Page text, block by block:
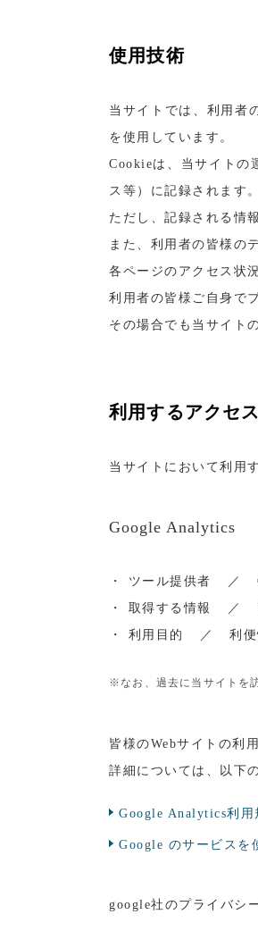
使用技術
当サイトでは、利用者
を使用しています。
Cookieは、当サイトの
ス等）に記録されます。
ただし、記録される情
また、利用者の皆様の
各ページのアクセス状
利用者の皆様ご自身で
その場合でも当サイト
利用するアクセ
当サイトにおいて利用
Google Analytics
・ ツール提供者 ／
・
取得する情報 ／
・
利用目的 ／ 利
※なお、過去に当サイトを
皆様のWebサイトの利
詳細については、以下
Google Analytics利用
Google のサービスを
google社のプライバシ